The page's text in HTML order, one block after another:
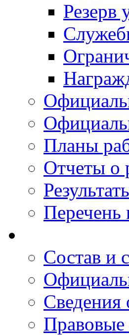
Резерв
Планы
Отчеты о
Состав и
Сведения